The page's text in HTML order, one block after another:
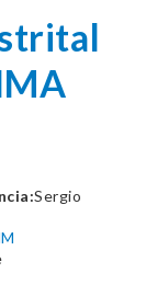
Sergio